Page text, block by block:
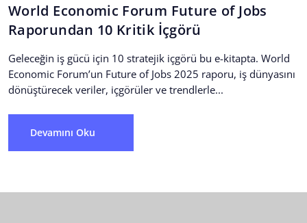
World Economic Forum Future of Jobs
Raporundan 10 Kritik İçgörü
Geleceğin iş gücü için 10 stratejik içgörü bu e-kitapta. World
Economic Forum’un Future of Jobs 2025 raporu, iş dünyasını
dönüştürecek veriler, içgörüler ve trendlerle...
Devamını Oku